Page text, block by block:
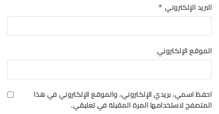
البريد الإلكتروني *
الموقع الإلكتروني
احفظ اسمي، بريدي الإلكتروني، والموقع الإلكتروني في هذا
المتصفح لاستخدامها المرة المقبلة في تعليقي.